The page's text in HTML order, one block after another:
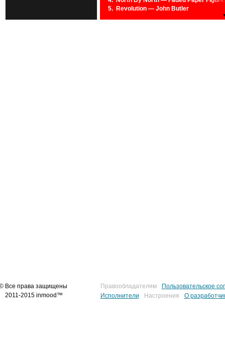
100% 15. Сонячні батареї — Nasluhu
100% 16. Summerlove (Reggaeton
5. Revolution — John Butler
Все права защищены
2011-2015 inmood™
Правообладателям
Пользовательское
Исполнители
Настроения О